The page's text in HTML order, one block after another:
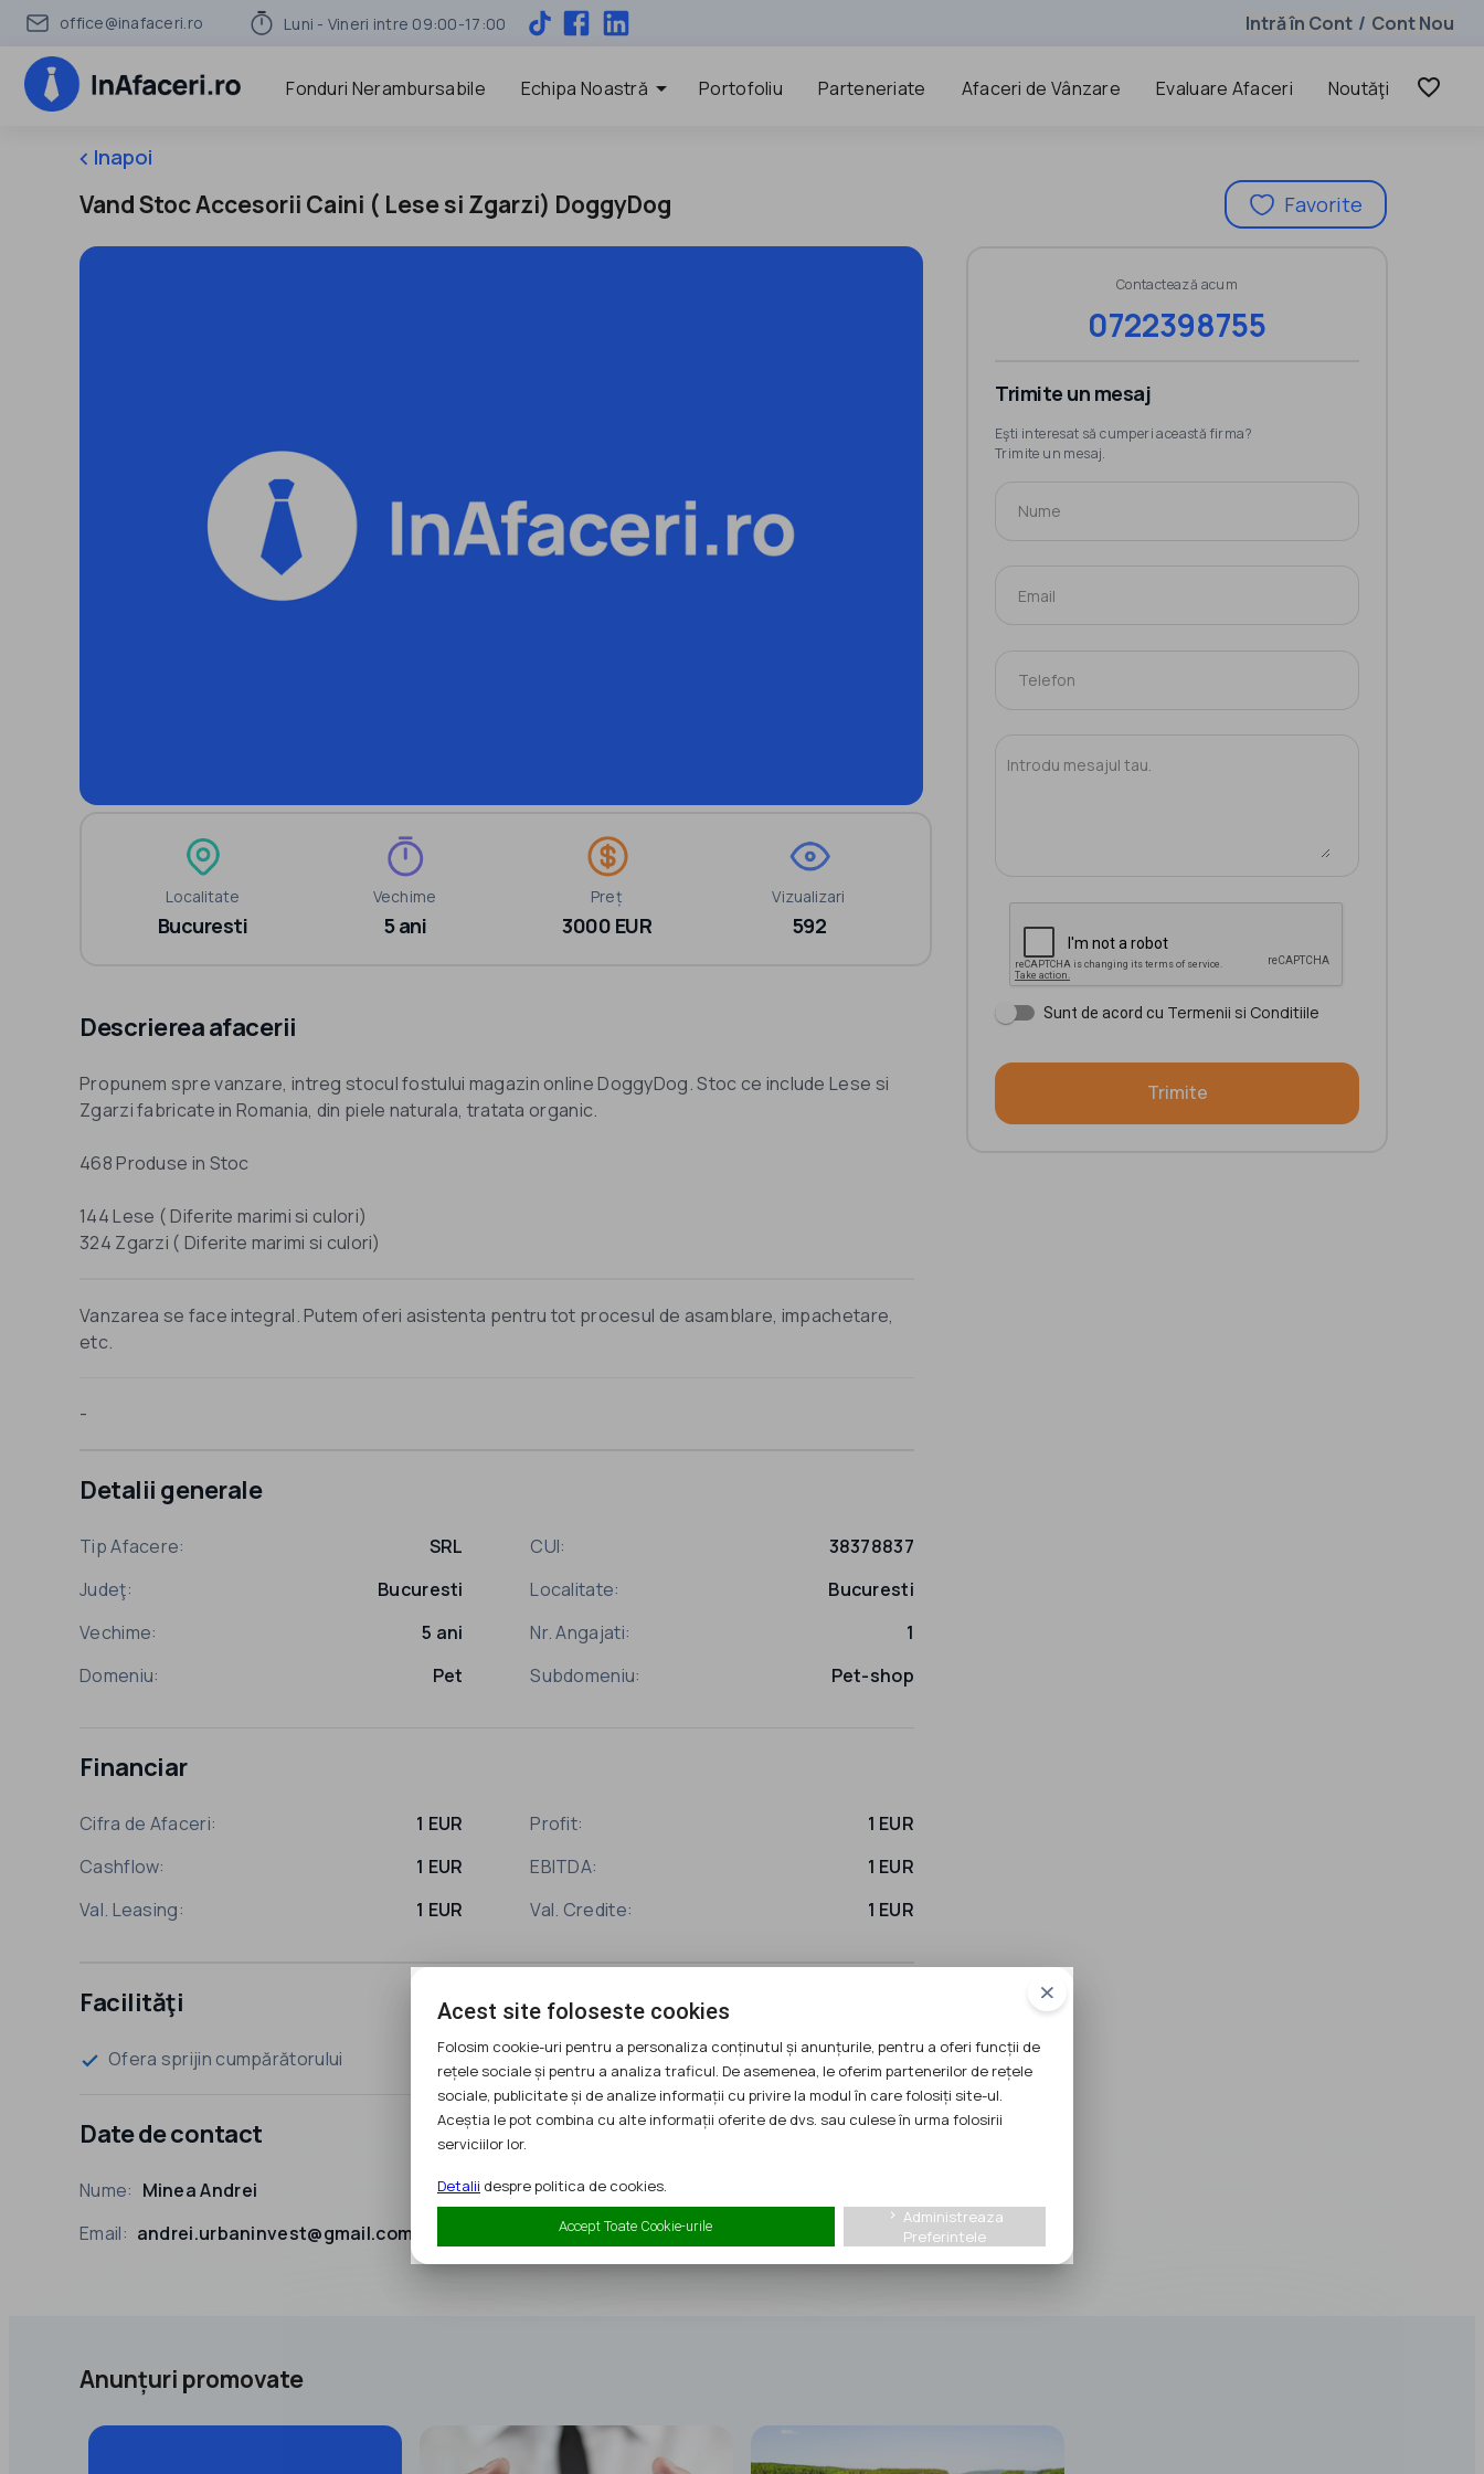
office@inafaceri.ro Luni - Vineri intre 09:00-17:00 Intră în Cont / Cont Nou
Fonduri Nerambursabile Echipa Noastră arrow_drop_down Portofoliu Parteneriate Afaceri de Vânzare Evaluare Afaceri Noutăţi favorite_border
keyboard_arrow_leftInapoi
Vand Stoc Accesorii Caini ( Lese si Zgarzi) DoggyDog Favorite
Localitate
Bucuresti
Vechime
5 ani
Preț
3000 EUR
Vizualizari
592
Descrierea afacerii
Propunem spre vanzare, intreg stocul fostului magazin online DoggyDog. Stoc ce include Lese si
Zgarzi fabricate in Romania, din piele naturala, tratata organic.
468 Produse in Stoc
144 Lese ( Diferite marimi si culori)
324 Zgarzi ( Diferite marimi si culori)
Vanzarea se face integral. Putem oferi asistenta pentru tot procesul de asamblare, impachetare,
etc.
-
Detalii generale
Tip Afacere: SRL CUI:
38378837
Judeţ:
Bucuresti Localitate:
Bucuresti
Vechime:
5 ani Nr. Angajati:
1
Domeniu:
Pet Subdomeniu: Pet-shop
Financiar
Cifra de Afaceri: 1 EUR Profit:
1 EUR
Cashflow:
1 EUR EBITDA:
1 EUR
Val. Leasing:
1 EUR Val. Credite: 1 EUR
Facilităţi
check Ofera sprijin cumpărătorului
Date de contact
Nume: Minea Andrei Telefon: 0722398755
Email: andrei.urbaninvest@gmail.com
Contactează acum
0722398755
Trimite un mesaj
Eşti interesat să cumperi această firma?
Trimite un mesaj.
Sunt de acord cu Termenii si Conditiile
Trimite
Anunțuri promovate
Acest site foloseste cookies
Folosim cookie-uri pentru a personaliza conținutul și anunțurile, pentru a oferi funcții de
rețele sociale și pentru a analiza traficul. De asemenea, le oferim partenerilor de rețele
sociale, publicitate și de analize informații cu privire la modul în care folosiți site-ul.
Aceștia le pot combina cu alte informații oferite de dvs. sau culese în urma folosirii
serviciilor lor.
Detalii despre politica de cookies.
Accept Toate Cookie-urile
keyboard_arrow_right
Administreaza
Preferintele